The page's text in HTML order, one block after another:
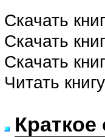
Скачать
Скачать
Скачать
Читать